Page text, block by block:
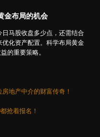
金布局的机会
马股收盘多少点，还需结合
化资产配置。科学布局黄金
的重要策略。
地产中介的财富传奇！
抢着报名！